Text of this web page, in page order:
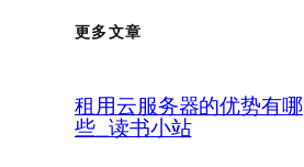
更多文章
租用云服务器的优势有哪
些_读书小站